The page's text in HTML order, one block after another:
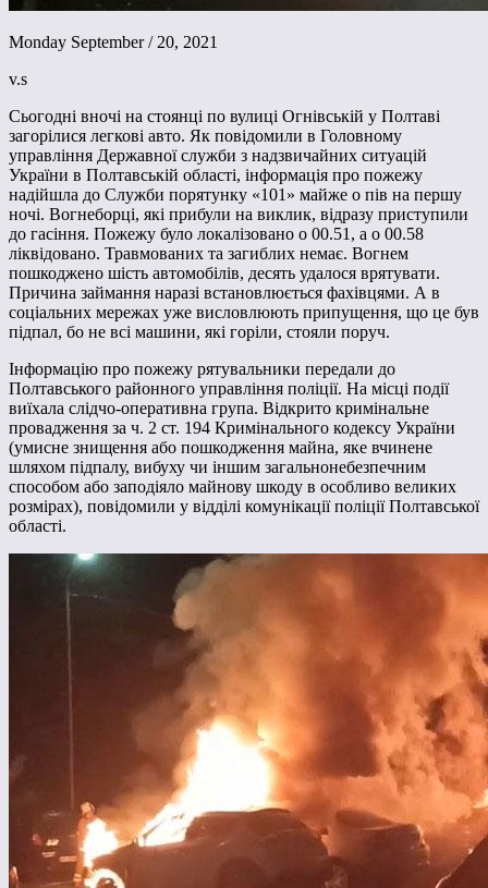
Monday September / 20, 2021
v.s
Сьогодні вночі на стоянці по вулиці Огнівській у Полтаві
загорілися легкові авто. Як повідомили в Головному
управління Державної служби з надзвичайних ситуацій
України в Полтавській області, інформація про пожежу
надійшла до Служби порятунку «101» майже о пів на першу
ночі. Вогнеборці, які прибули на виклик, відразу приступили
до гасіння. Пожежу було локалізовано о 00.51, а о 00.58
ліквідовано. Травмованих та загиблих немає. Вогнем
пошкоджено шість автомобілів, десять удалося врятувати.
Причина займання наразі встановлюється фахівцями. А в
соціальних мережах уже висловлюють припущення, що це був
підпал, бо не всі машини, які горіли, стояли поруч.
Інформацію про пожежу рятувальники передали до
Полтавського районного управління поліції. На місці події
виїхала слідчо-оперативна група. Відкрито кримінальне
провадження за ч. 2 ст. 194 Кримінального кодексу України
(умисне знищення або пошкодження майна, яке вчинене
шляхом підпалу, вибуху чи іншим загальнонебезпечним
способом або заподіяло майнову шкоду в особливо великих
розмірах), повідомили у відділі комунікації поліції Полтавської
області.